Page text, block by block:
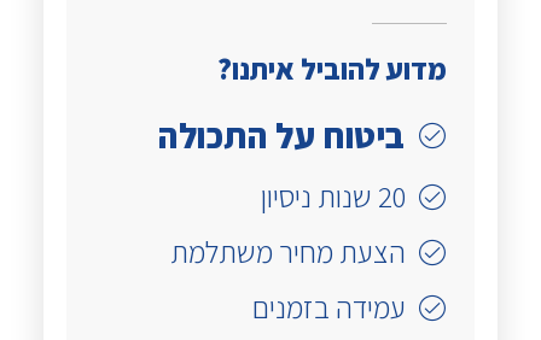
מדוע להוביל איתנו?
ביטוח על התכולה
20 שנות ניסיון
הצעת מחיר משתלמת
עמידה בזמנים